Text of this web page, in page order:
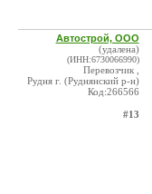
Автострой, ООО
(удалена)
(ИНН:6730066990)
Перевозчик ,
Рудня г. (Руднянский р-н)
Код:266566
#13